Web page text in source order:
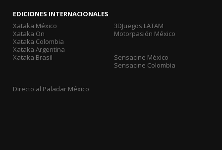
EDICIONES INTERNACIONALES
Xataka México
Xataka On
Xataka Colombia
Xataka Argentina
Xataka Brasil
3DJuegos LATAM
Motorpasión México
Sensacine México
Sensacine Colombia
Directo al Paladar México